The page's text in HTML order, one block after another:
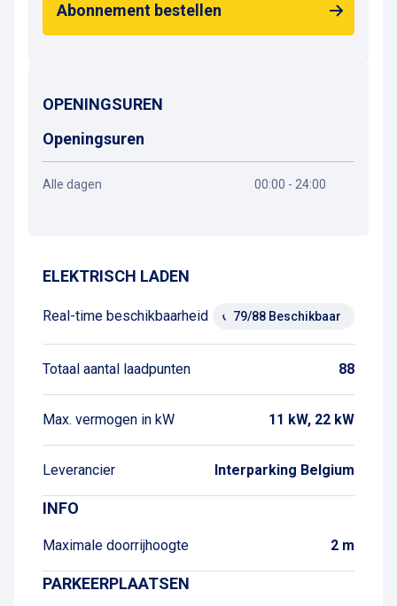
Abonnement bestellen
OPENINGSUREN
Openingsuren
Alle dagen 00:00 - 24:00
ELEKTRISCH LADEN
Real-time beschikbaarheid 79/88 Beschikbaar
Totaal aantal laadpunten 88
Max. vermogen in kW 11 kW, 22 kW
Leverancier Interparking Belgium
INFO
Maximale doorrijhoogte 2 m
PARKEERPLAATSEN